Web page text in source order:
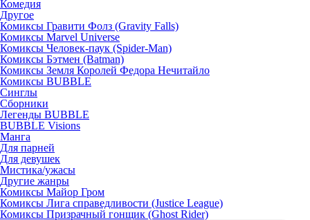
Комедия
Другое
Комиксы Гравити Фолз (Gravity Falls)
Комиксы Marvel Universe
Комиксы Человек-паук (Spider-Man)
Комиксы Бэтмен (Batman)
Комиксы Земля Королей Федора Нечитайло
Комиксы BUBBLE
Синглы
Сборники
Легенды BUBBLE
BUBBLE Visions
Манга
Для парней
Для девушек
Мистика/ужасы
Другие жанры
Комиксы Майор Гром
Комиксы Лига справедливости (Justice League)
Комиксы Призрачный гонщик (Ghost Rider)